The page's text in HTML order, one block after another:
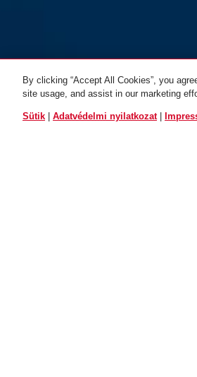
Tartó ST 6000/120
Tartó ST
By clicking “Accept All Cookies”, you
site usage, and assist in our marketing
Sütik Adatvédelmi nyilatkozat|